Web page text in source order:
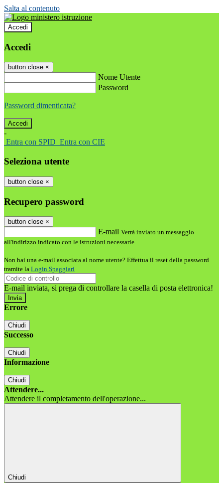
Salta al contenuto
Accedi
Accedi
button close ×
Nome Utente
Password
Password dimenticata?
-
Entra con SPID Entra con CIE
Seleziona utente
button close ×
Recupero password
button close ×
E-mail Verrà inviato un messaggio
all'indirizzo indicato con le istruzioni necessarie.
Non hai una e-mail associata al nome utente? Effettua il reset della password
tramite la Login Spaggiari
E-mail inviata, si prega di controllare la casella di posta elettronica!
Errore
Chiudi
Successo
Chiudi
Informazione
Chiudi
Attendere...
Attendere il completamento dell'operazione...
Chiudi